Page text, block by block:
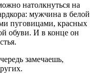
натолкнуться на
мужчина в белой
пуговицами, красных
обуви. И в конце он
замечаешь,